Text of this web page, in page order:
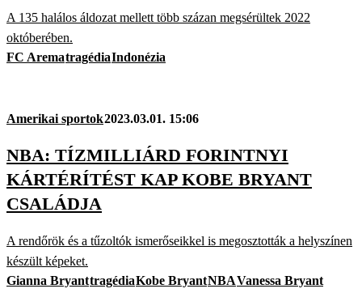
A 135 halálos áldozat mellett több százan megsérültek 2022
októberében.
FC ArematragédiaIndonézia
Amerikai sportok2023.03.01. 15:06
NBA: TÍZMILLIÁRD FORINTNYI
KÁRTÉRÍTÉST KAP KOBE BRYANT
CSALÁDJA
A rendőrök és a tűzoltók ismerőseikkel is megosztották a helyszínen
készült képeket.
Gianna BryanttragédiaKobe BryantNBAVanessa Bryant